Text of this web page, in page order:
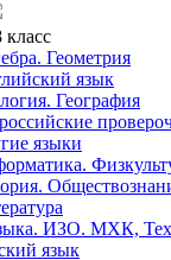
класс
Геометрия
язык
География
языки
ИЗО. МХК,
язык